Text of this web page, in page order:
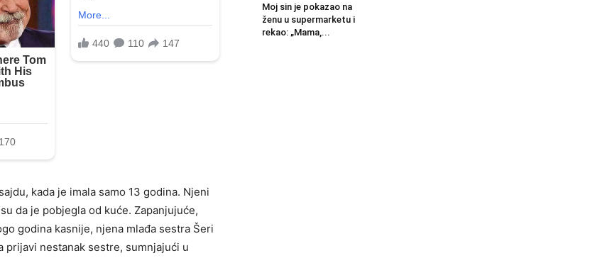
kada je imala samo 13 godina. Njeni
da je pobjegla od kuće. Zapanjujuće,
godina kasnije, njena mlađa sestra Šeri
prijavi nestanak sestre, sumnjajući u
Moj sin je pokazao na
ženu u supermarketu i
rekao: „Mama,...